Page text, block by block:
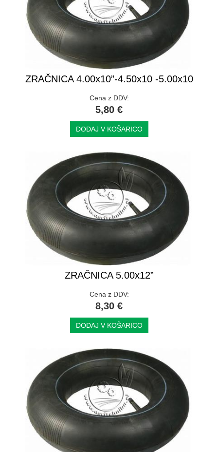
ZRAČNICA 4.00x10”-4.50x10 -5.00x10
Cena z DDV:
5,80 €
DODAJ V KOŠARICO
ZRAČNICA 5.00x12”
Cena z DDV:
8,30 €
DODAJ V KOŠARICO